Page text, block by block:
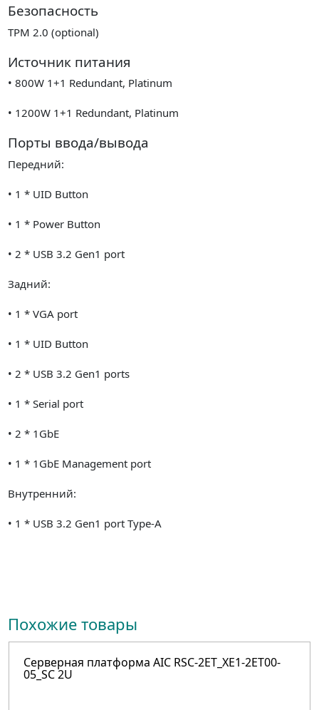
Безопасность
TPM 2.0 (optional)
Источник питания
• 800W 1+1 Redundant, Platinum
• 1200W 1+1 Redundant, Platinum
Порты ввода/вывода
Передний:
• 1 * UID Button
• 1 * Power Button
• 2 * USB 3.2 Gen1 port
Задний:
• 1 * VGA port
• 1 * UID Button
• 2 * USB 3.2 Gen1 ports
• 1 * Serial port
• 2 * 1GbE
• 1 * 1GbE Management port
Внутренний:
• 1 * USB 3.2 Gen1 port Type-A
Похожие товары
Серверная платформа AIC RSC-2ET_XE1-2ET00-
05_SC 2U